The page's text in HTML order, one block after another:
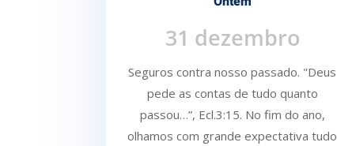
31 dezembro
Seguros contra nosso passado. "Deus
pede as contas de tudo quanto
passou…”, Ecl.3:15. No fim do ano,
olhamos com grande expectativa tudo